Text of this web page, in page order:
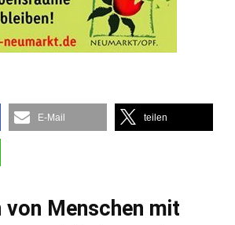
E-Mail teilen
Menschen mit